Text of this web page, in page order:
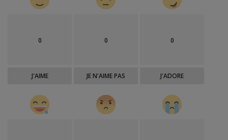
0
J'AIME
0
JE N'AIME PAS
0
J'ADORE